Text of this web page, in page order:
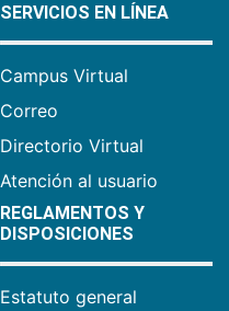
SERVICIOS EN LÍNEA
Campus Virtual
Correo
Directorio Virtual
Atención al usuario
REGLAMENTOS Y
DISPOSICIONES
Estatuto general